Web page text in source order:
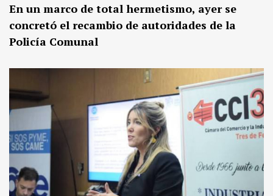
En un marco de total hermetismo, ayer se
concretó el recambio de autoridades de la
Policía Comunal